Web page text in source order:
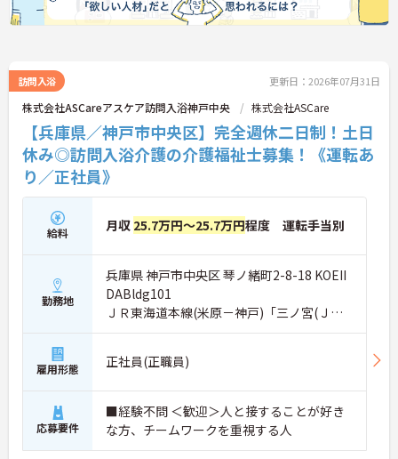
訪問入浴 更新日：2026年07月31日
株式会社ASCareアスケア訪問入浴神戸中央 株式会社ASCare
【兵庫県／神戸市中央区】完全週休二日制！土日
休み◎訪問入浴介護の介護福祉士募集！《運転あ
り／正社員》
給料 月収 25.7万円～25.7万円程度 運転手当別
勤務地
兵庫県 神戸市中央区 琴ノ緒町2-8-18 KOEII
DABldg101
ＪＲ東海道本線(米原－神戸)「三ノ宮(ＪＲ)
駅」徒歩7分
雇用形態 正社員(正職員)
応募要件
■経験不問 ＜歓迎＞人と接することが好き
な方、チームワークを重視する人